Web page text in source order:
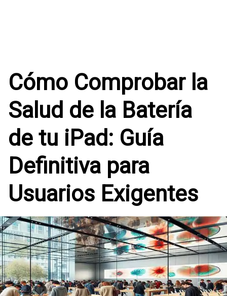
Cómo Comprobar la
Salud de la Batería
de tu iPad: Guía
Definitiva para
Usuarios Exigentes